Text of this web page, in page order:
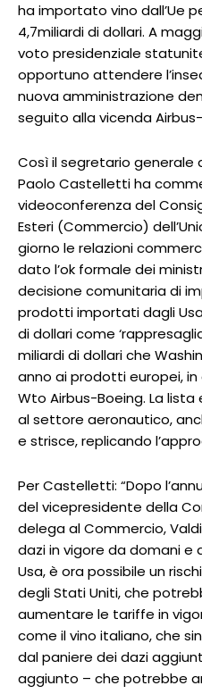
ha importato vino dall’Ue
4,7miliardi di dollari. A
voto presidenziale
opportuno attendere
nuova amministrazione
seguito alla vicenda Airbus-
Così il segretario generale
Paolo Castelletti ha
videoconferenza del
Esteri (Commercio)
giorno le relazioni
dato l’ok formale dei
decisione comunitaria di
prodotti importati dagli
di dollari come
miliardi di dollari che
anno ai prodotti europei,
Wto Airbus-Boeing. La
al settore aeronautico,
e strisce, replicando
Per Castelletti: “Dopo
del vicepresidente della
delega al Commercio,
dazi in vigore da domani
Usa, è ora possibile un
degli Stati Uniti, che
aumentare le tariffe in
come il vino italiano, che
dal paniere dei dazi
aggiunto – che potrebbe